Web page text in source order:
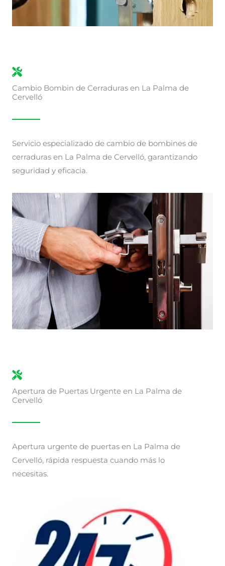
Cambio Bombin de Cerraduras en La Palma de
Cervelló
Servicio especializado de cambio de bombines de
cerraduras en La Palma de Cervelló, garantizando
seguridad y eficacia.
Apertura de Puertas Urgente en La Palma de
Cervelló
Apertura urgente de puertas en La Palma de
Cervelló, rápida respuesta cuando más lo
necesitas.